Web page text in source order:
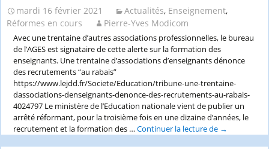
Allemand-
Anglais
et
Histoire-
Allemand
la
rentrée
2021
à
l’Université
mardi 16 février 2021 Actualités, Enseignement,
Réformes en cours
Pierre-Yves Modicom
Avec une trentaine d’autres associations professionnelles, le bureau
de l’AGES est signataire de cette alerte sur la formation des
enseignants. Une trentaine d’associations d’enseignants dénonce
des recrutements “au rabais”
https://www.lejdd.fr/Societe/Education/tribune-une-trentaine-
dassociations-denseignants-denonce-des-recrutements-au-rabais-
4024797 Le ministère de l’Education nationale vient de publier un
arrêté réformant, pour la troisième fois en une dizaine d’années, le
recrutement et la formation des …Continuer la lecture de Tribune
→